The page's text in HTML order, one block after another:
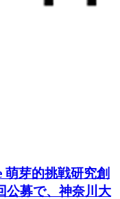
萌芽的挑戦研究創
公募で、神奈川大